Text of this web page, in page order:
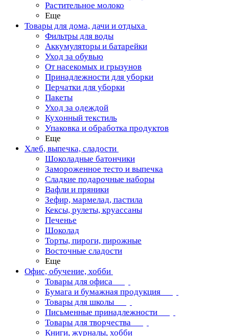
Растительное молоко
Еще
Товары для дома, дачи и отдыха
Фильтры для воды
Аккумуляторы и батарейки
Уход за обувью
От насекомых и грызунов
Принадлежности для уборки
Перчатки для уборки
Пакеты
Уход за одеждой
Кухонный текстиль
Упаковка и обработка продуктов
Еще
Хлеб, выпечка, сладости
Шоколадные батончики
Замороженное тесто и выпечка
Сладкие подарочные наборы
Вафли и пряники
Зефир, мармелад, пастила
Кексы, рулеты, круассаны
Печенье
Шоколад
Торты, пироги, пирожные
Восточные сладости
Еще
Офис, обучение, хобби
Товары для офиса
Бумага и бумажная продукция
Товары для школы
Письменные принадлежности
Товары для творчества
Книги, журналы, хобби